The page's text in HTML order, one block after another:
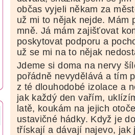
občas vyjeli někam za
už mi to nějak nejde. Mám
mně. Já mám zajišťovat
poskytovat podporu a
už se mi na to nějak
Jdeme si doma na nervy
pořádně nevydělává a tím
z té dlouhodobé izolace a
jak každý den vařím,
latě, koukám na jejich
ustavičné hádky. Když je
třískají a dávají najevo, jak